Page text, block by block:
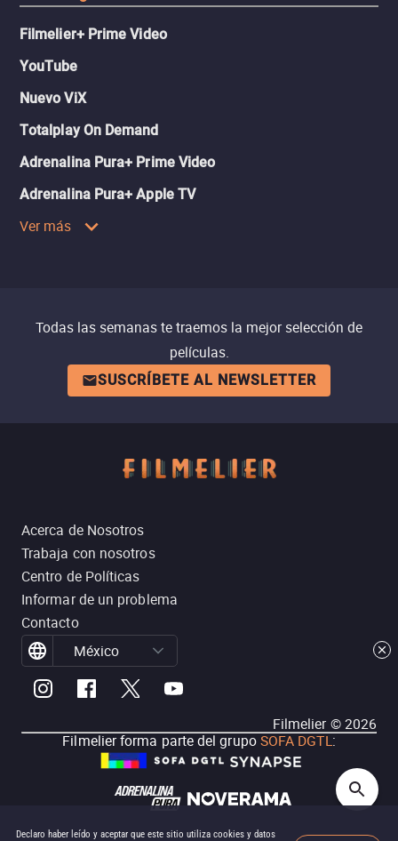
Declaro haber leído y aceptar que este sitio utiliza cookies y datos
Filmelier+ Prime Video
YouTube
Nuevo ViX
Totalplay On Demand
Adrenalina Pura+ Prime Video
Adrenalina Pura+ Apple TV
Ver más
Todas las semanas te traemos la mejor selección de
películas.
SUSCRÍBETE AL NEWSLETTER
Acerca de Nosotros
Trabaja con nosotros
Centro de Políticas
Informar de un problema
Contacto
México
Filmelier ©2026
Filmelier forma parte del grupoSOFA DGTL: